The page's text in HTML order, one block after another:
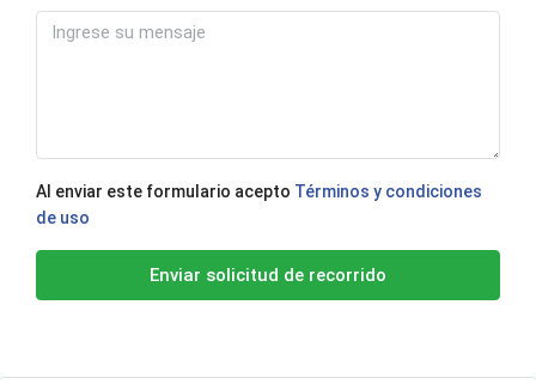
Al enviar este formulario acepto Términos y condiciones
de uso
Enviar solicitud de recorrido